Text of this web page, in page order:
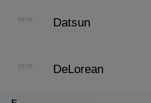
Datsun
DeLorean